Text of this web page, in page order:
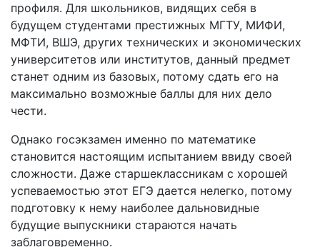
профиля. Для школьников, видящих себя в
будущем студентами престижных МГТУ, МИФИ,
МФТИ, ВШЭ, других технических и экономических
университетов или институтов, данный предмет
станет одним из базовых, потому сдать его на
максимально возможные баллы для них дело
чести.
Однако госэкзамен именно по математике
становится настоящим испытанием ввиду своей
сложности. Даже старшеклассникам с хорошей
успеваемостью этот ЕГЭ дается нелегко, потому
подготовку к нему наиболее дальновидные
будущие выпускники стараются начать
заблаговременно.